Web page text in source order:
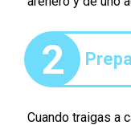
2
Cuando traigas a